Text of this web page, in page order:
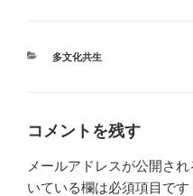
カ
多文化共生
コメントを残す
メールアドレスが公開され
いている欄は必須項目です